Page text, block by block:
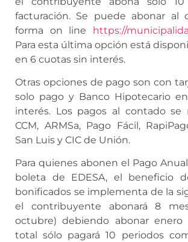
facturación. Se puede abonar al
forma on line https://
Para esta última opción está
en 6 cuotas sin interés.
Otras opciones de pago son con
solo pago y Banco Hipotecario
interés. Los pagos al contado se
CCM, ARMSa, Pago Fácil,
San Luis y CIC de Unión.
Para quienes abonen el Pago
boleta de EDESA, el beneficio
bonificados se implementa de la
el contribuyente abonará 8
octubre) debiendo abonar enero
total sólo pagará 10 periodos